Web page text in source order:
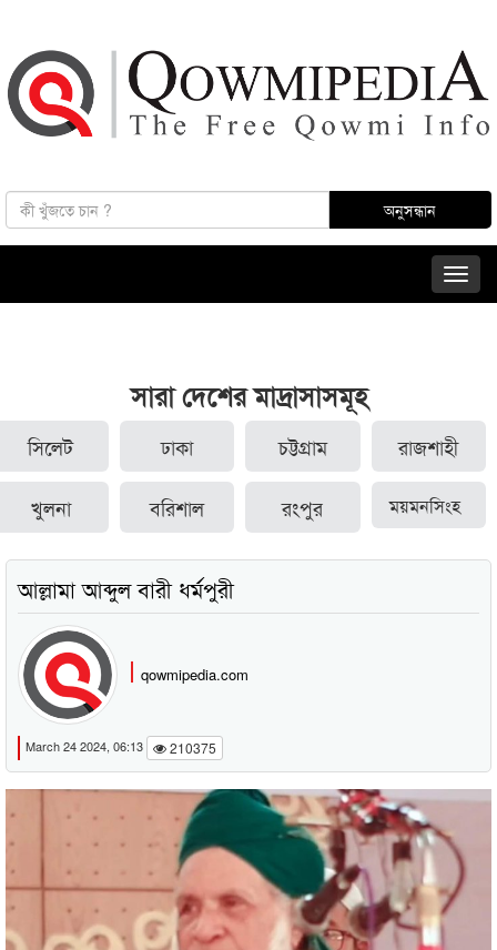
সারা দেশের মাদ্রাসাসমূহ
সিলেট ঢাকা চট্টগ্রাম রাজশাহী
খুলনা বরিশাল রংপুর ময়মনসিংহ
আল্লামা আব্দুল বারী ধর্মপুরী
qowmipedia.com
March 24 2024, 06:13 210375